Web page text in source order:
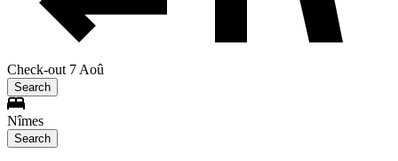
Check-out 7 Aoû
Search
Nîmes
Search